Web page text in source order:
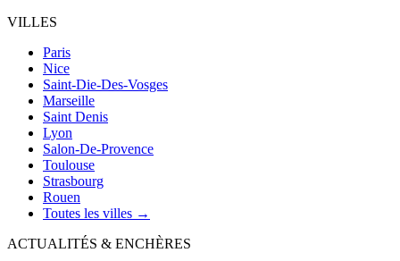
VILLES
Paris
Nice
Saint-Die-Des-Vosges
Marseille
Saint Denis
Lyon
Salon-De-Provence
Toulouse
Strasbourg
Rouen
Toutes les villes →
ACTUALITÉS & ENCHÈRES